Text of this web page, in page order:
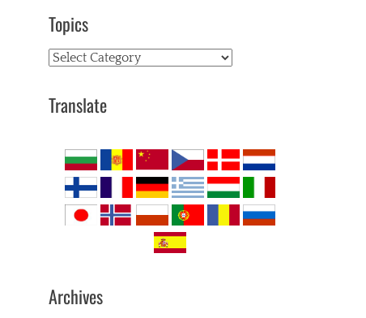
Topics
Topics
Translate
Archives